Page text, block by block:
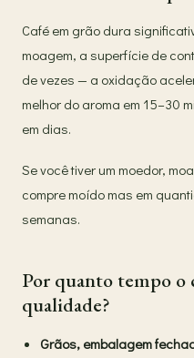
Café em grão dura
moagem, a superfície de
de vezes — a oxidação
melhor do aroma em 15–30
em dias.
Se você tiver um moedor,
compre moído mas em
semanas.
Por quanto tempo o
qualidade?
Grãos, embalagem